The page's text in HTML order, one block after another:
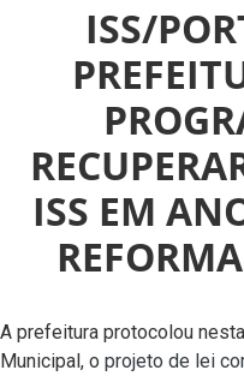
ISS/
ISS EM
A prefeitura protocolou
Municipal, o projeto de lei